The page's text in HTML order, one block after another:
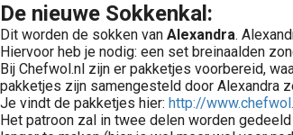
De nieuwe Sokkenkal:
Dit worden de sokken van Alexandra.
Hiervoor heb je nodig: een set breinaalden
Bij Chefwol.nl zijn er pakketjes voorbereid,
pakketjes zijn samengesteld door Alexandra
Je vindt de pakketjes hier: http://
Het patroon zal in twee delen worden